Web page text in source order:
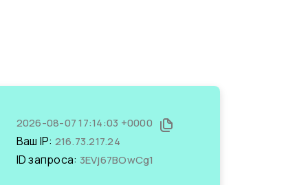
2026-08-07 17:14:03 +0000
Ваш IP: 216.73.217.24
ID запроса: 3EVj67BOwCg1